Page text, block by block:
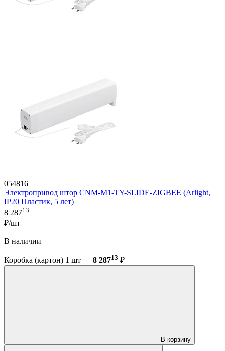
054816
Электропривод штор CNM-M1-TY-SLIDE-ZIGBEE (Arlight,
IP20 Пластик, 5 лет)
8 28713
₽/шт
В наличии
Коробка (картон) 1 шт — 8 28713 ₽
В корзину